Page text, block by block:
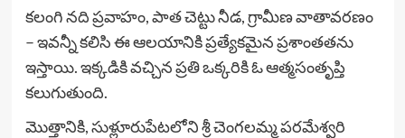
కలంగి నది ప్రవాహం, పాత చెట్టు నీడ, గ్రామీణ వాతావరణం
– ఇవన్నీ కలిసి ఈ ఆలయానికి ప్రత్యేకమైన ప్రశాంతతను
ఇస్తాయి. ఇక్కడికి వచ్చిన ప్రతి ఒక్కరికి ఓ ఆత్మసంతృప్తి
కలుగుతుంది.
మొత్తానికి, సుళ్లూరుపేటలోని శ్రీ చెంగలమ్మ పరమేశ్వరి